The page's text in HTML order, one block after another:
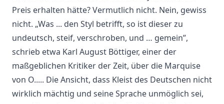
Preis erhalten hätte? Vermutlich nicht. Nein, gewiss
nicht. „Was ... den Styl betrifft, so ist dieser zu
undeutsch, steif, verschroben, und … gemein”,
schrieb etwa Karl August Böttiger, einer der
maßgeblichen Kritiker der Zeit, über die Marquise
von O..... Die Ansicht, dass Kleist des Deutschen nicht
wirklich mächtig und seine Sprache unmöglich sei,